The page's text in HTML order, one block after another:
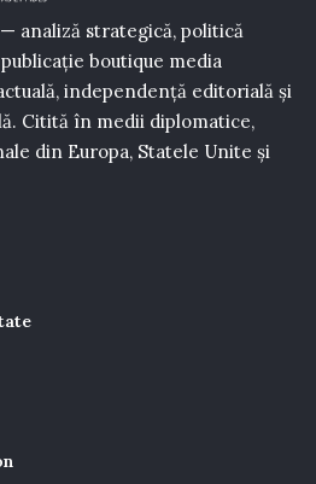
— analiză strategică, politică
boutique media
independență editorială și
Citită în medii diplomatice,
din Europa, Statele Unite și